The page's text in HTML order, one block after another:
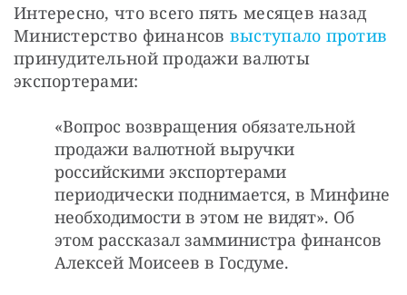
Интересно, что всего пять месяцев назад
Министерство финансов выступало против
принудительной продажи валюты
экспортерами:
«Вопрос возвращения обязательной
продажи валютной выручки
российскими экспортерами
периодически поднимается, в Минфине
необходимости в этом не видят». Об
этом рассказал замминистра финансов
Алексей Моисеев в Госдуме.